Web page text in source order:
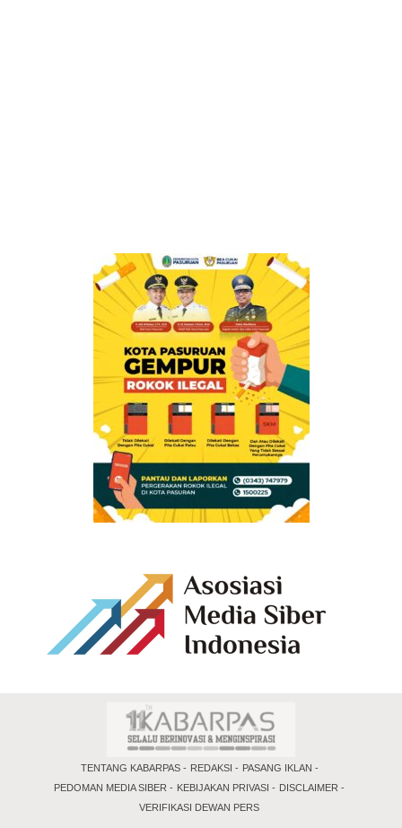
TENTANG KABARPAS REDAKSI
PASANG IKLAN
PEDOMAN MEDIA SIBER
KEBIJAKAN PRIVASI
DISCLAIMER
VERIFIKASI DEWAN PERS